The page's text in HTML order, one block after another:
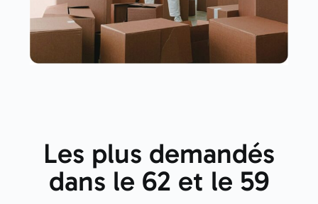
Les plus demandés
dans le 62 et le 59